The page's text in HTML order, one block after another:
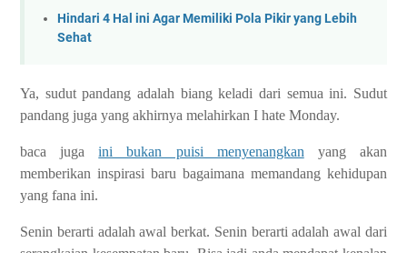
Hindari 4 Hal ini Agar Memiliki Pola Pikir yang Lebih
Sehat
Ya, sudut pandang adalah biang keladi dari semua ini. Sudut
pandang juga yang akhirnya melahirkan I hate Monday.
baca jugaini bukan puisi menyenangkan yang akan
memberikan inspirasi baru bagaimana memandang kehidupan
yang fana ini.
Senin berarti adalah awal berkat. Senin berarti adalah awal dari